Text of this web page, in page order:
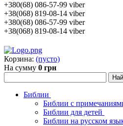
+380(68) 086-57-99 viber
+38(068) 819-08-14 viber
+380(68) 086-57-99 viber
+38(068) 819-08-14 viber
Корзина: (пусто)
На сумму 0 грн
Библии
Библии с
Библии для детей
Библии на русском